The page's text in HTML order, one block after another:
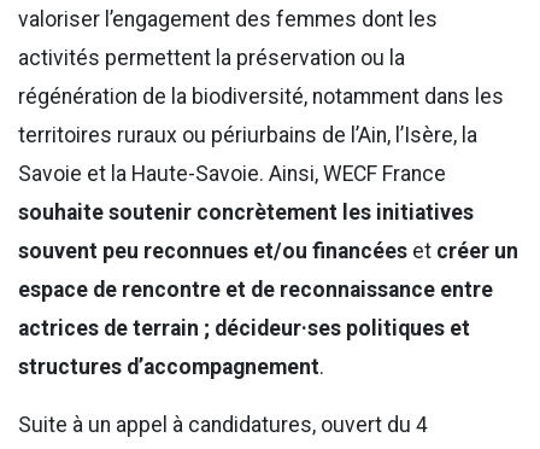
valoriser l’engagement des femmes dont les
activités permettent la préservation ou la
régénération de la biodiversité, notamment dans les
territoires ruraux ou périurbains de l’Ain, l’Isère, la
Savoie et la Haute-Savoie. Ainsi, WECF France
souhaite soutenir concrètement les initiatives
souvent peu reconnues et/ou financées et créer un
espace de rencontre et de reconnaissance entre
actrices de terrain ; décideur·ses politiques et
structures d’accompagnement.
Suite à un appel à candidatures, ouvert du 4